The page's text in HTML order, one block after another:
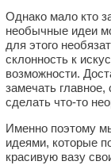
Однако мало кто
необычные идеи
для этого
склонность к
возможности.
замечать
сделать что-то
Именно поэтому
идеями, которые
красивую вазу